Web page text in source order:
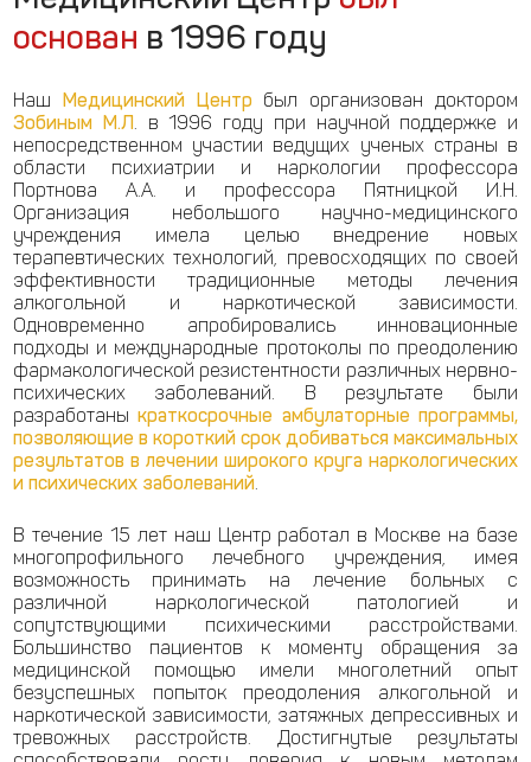
основан в 1996 году
Наш Медицинский Центрбыл организован доктором
Зобиным М.Л. в 1996 году при научной поддержке и
непосредственном участии ведущих ученых страны в
области психиатрии и наркологии профессора
Портнова А.А. и профессора Пятницкой И.Н.
Организация небольшого научно-медицинского
учреждения имела целью внедрение новых
терапевтических технологий, превосходящих по своей
эффективности традиционные методы лечения
алкогольной и наркотической зависимости.
Одновременно апробировались инновационные
подходы и международные протоколы по преодолению
фармакологической резистентности различных нервно-
психических заболеваний. В результате были
разработаныкраткосрочные амбулаторные программы,
позволяющие в короткий срок добиваться максимальных
результатов в лечении широкого круга наркологических
и психических заболеваний.
В течение 15 лет наш Центр работал в Москве на базе
многопрофильного лечебного учреждения, имея
возможность принимать на лечение больных с
различной наркологической патологией и
сопутствующими психическими расстройствами.
Большинство пациентов к моменту обращения за
медицинской помощью имели многолетний опыт
безуспешных попыток преодоления алкогольной и
наркотической зависимости, затяжных депрессивных и
тревожных расстройств. Достигнутые результаты